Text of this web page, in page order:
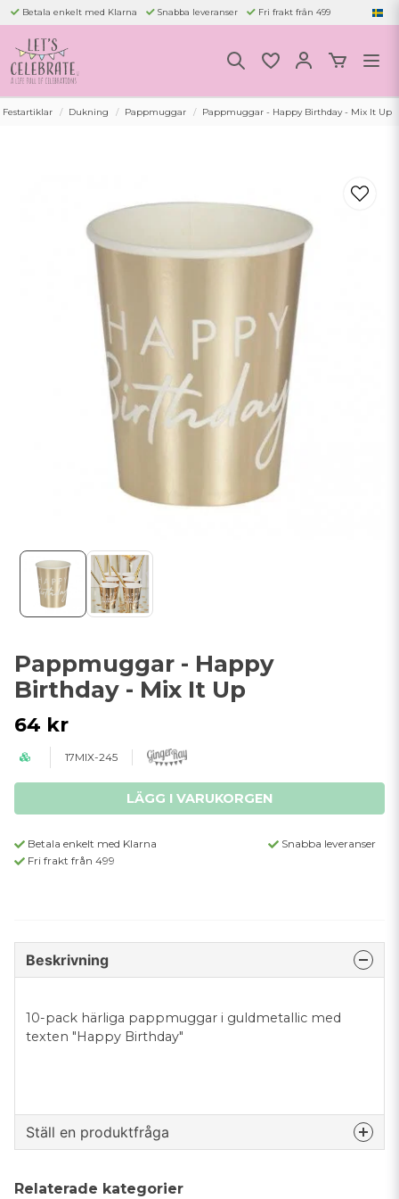
Betala enkelt med Klarna Snabba leveranser Fri frakt från 499
Festartiklar Dukning Pappmuggar Pappmuggar - Happy Birthday - Mix It Up
Pappmuggar - Happy
Birthday - Mix It Up
64 kr
17MIX-245
LÄGG I VARUKORGEN
Betala enkelt med Klarna
Snabba leveranser
Fri frakt från 499
Beskrivning
10-pack härliga pappmuggar i guldmetallic med
texten "Happy Birthday"
Ställ en produktfråga
Fråga oss något om denna produkten...
Relaterade kategorier